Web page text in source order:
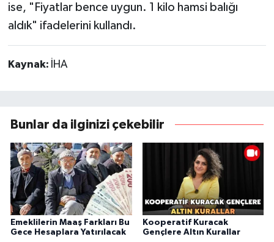
ise, "Fiyatlar bence uygun. 1 kilo hamsi balığı
aldık" ifadelerini kullandı.
Kaynak: İHA
Bunlar da ilginizi çekebilir
Emeklilerin Maaş Farkları Bu
Gece Hesaplara Yatırılacak
Kooperatif Kuracak
Gençlere Altın Kurallar